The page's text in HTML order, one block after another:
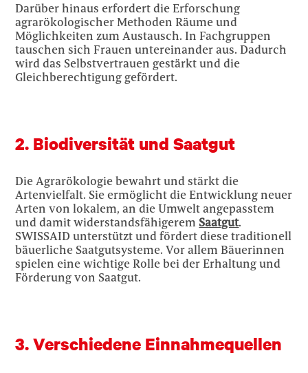
Darüber hinaus erfordert die Erforschung
agrarökologischer Methoden Räume und
Möglichkeiten zum Austausch. In Fachgruppen
tauschen sich Frauen untereinander aus. Dadurch
wird das Selbstvertrauen gestärkt und die
Gleichberechtigung gefördert.
2. Biodiversität und Saatgut
Die Agrarökologie bewahrt und stärkt die
Artenvielfalt. Sie ermöglicht die Entwicklung neuer
Arten von lokalem, an die Umwelt angepasstem
und damit widerstandsfähigerem Saatgut.
SWISSAID unterstützt und fördert diese traditionell
bäuerliche Saatgutsysteme. Vor allem Bäuerinnen
spielen eine wichtige Rolle bei der Erhaltung und
Förderung von Saatgut.
3. Verschiedene Einnahmequellen